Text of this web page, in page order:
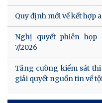
Quy định mới về kết hợp
Nghị quyết phiên
7/2026
Tăng cường kiểm sát
giải quyết nguồn tin về